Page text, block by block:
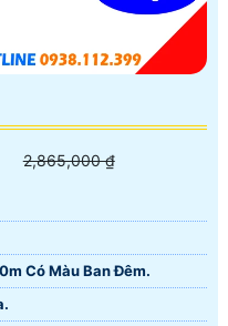
2,865,000 ₫
Có Màu Ban Ðêm.